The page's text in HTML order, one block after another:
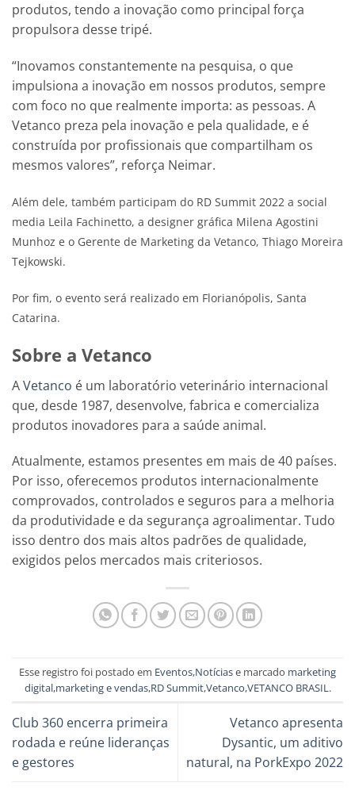
produtos, tendo a inovação como principal força
propulsora desse tripé.
“Inovamos constantemente na pesquisa, o que
impulsiona a inovação em nossos produtos, sempre
com foco no que realmente importa: as pessoas. A
Vetanco preza pela inovação e pela qualidade, e é
construída por profissionais que compartilham os
mesmos valores”, reforça Neimar.
Além dele, também participam do RD Summit 2022 a social
media Leila Fachinetto, a designer gráfica Milena Agostini
Munhoz e o Gerente de Marketing da Vetanco, Thiago Moreira
Tejkowski.
Por fim, o evento será realizado em Florianópolis, Santa
Catarina.
Sobre a Vetanco
AVetanco é um laboratório veterinário internacional
que, desde 1987, desenvolve, fabrica e comercializa
produtos inovadores para a saúde animal.
Atualmente, estamos presentes em mais de 40 países.
Por isso, oferecemos produtos internacionalmente
comprovados, controlados e seguros para a melhoria
da produtividade e da segurança agroalimentar. Tudo
isso dentro dos mais altos padrões de qualidade,
exigidos pelos mercados mais criteriosos.
Esse registro foi postado em Eventos,Notíciase marcado marketing
digital,marketing e vendas,RD Summit,Vetanco,VETANCO BRASIL.
Club 360 encerra primeira
rodada e reúne lideranças
e gestores
Vetanco apresenta
Dysantic, um aditivo
natural, na PorkExpo 2022